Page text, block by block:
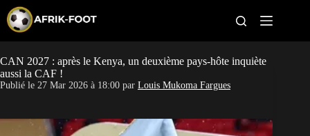
p
o
c
o
t
CAN féminine
Pays
CAN 2027 : après le Kenya, un deuxième pays-hôte inquiète
aussi la CAF !
Publié le 27 Mar 2026 à 18:00 par Louis Mukoma Fargues